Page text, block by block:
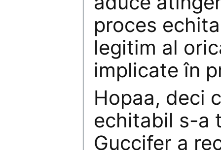
proces
legitim al
implicate în
Hopaa, deci
echitabil s-a
Guccifer a